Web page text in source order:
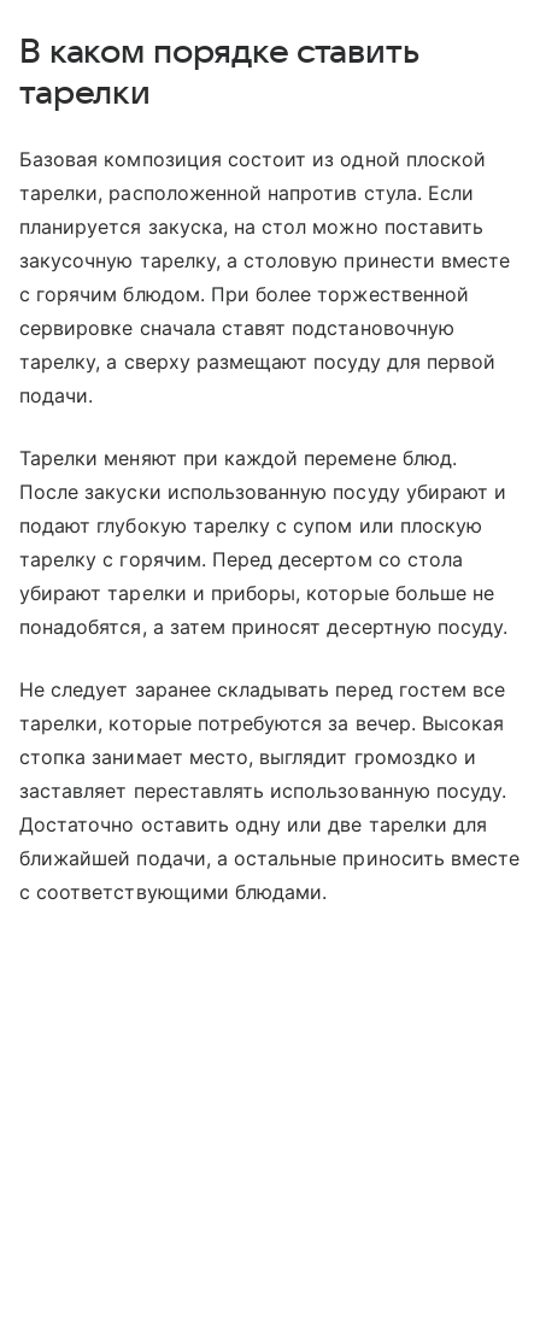
В каком порядке ставить
тарелки
Базовая композиция состоит из одной плоской
тарелки, расположенной напротив стула. Если
планируется закуска, на стол можно поставить
закусочную тарелку, а столовую принести вместе
с горячим блюдом. При более торжественной
сервировке сначала ставят подстановочную
тарелку, а сверху размещают посуду для первой
подачи.
Тарелки меняют при каждой перемене блюд.
После закуски использованную посуду убирают и
подают глубокую тарелку с супом или плоскую
тарелку с горячим. Перед десертом со стола
убирают тарелки и приборы, которые больше не
понадобятся, а затем приносят десертную посуду.
Не следует заранее складывать перед гостем все
тарелки, которые потребуются за вечер. Высокая
стопка занимает место, выглядит громоздко и
заставляет переставлять использованную посуду.
Достаточно оставить одну или две тарелки для
ближайшей подачи, а остальные приносить вместе
с соответствующими блюдами.